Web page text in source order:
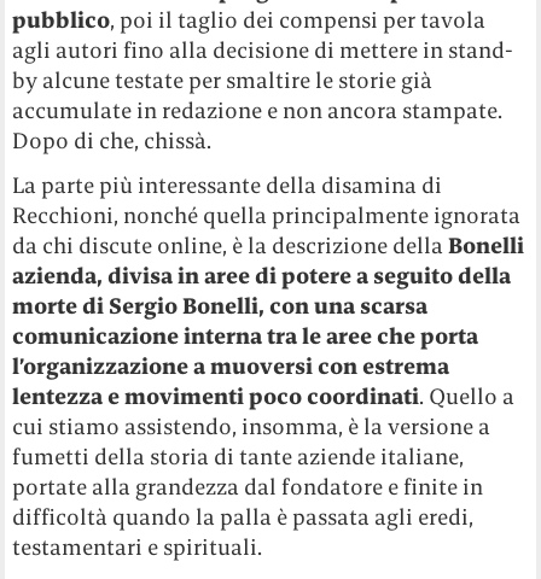
pubblico, poi il taglio dei compensi per tavola
agli autori fino alla decisione di mettere in stand-
by alcune testate per smaltire le storie già
accumulate in redazione e non ancora stampate.
Dopo di che, chissà.
La parte più interessante della disamina di
Recchioni, nonché quella principalmente ignorata
da chi discute online, è la descrizione dellaBonelli
azienda, divisa in aree di potere a seguito della
morte di Sergio Bonelli, con una scarsa
comunicazione interna tra le aree che porta
l’organizzazione a muoversi con estrema
lentezza e movimenti poco coordinati. Quello a
cui stiamo assistendo, insomma, è la versione a
fumetti della storia di tante aziende italiane,
portate alla grandezza dal fondatore e finite in
difficoltà quando la palla è passata agli eredi,
testamentari e spirituali.